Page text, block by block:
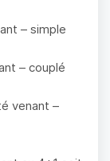
– simple
– couplé
venant –